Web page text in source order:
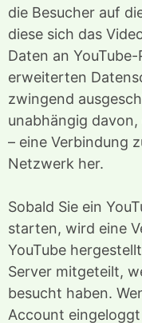
die Besucher auf
diese sich das
Daten an
erweiterten
zwingend
unabhängig davon,
– eine Verbindung
Netzwerk her.
Sobald Sie ein
starten, wird eine
YouTube
Server mitgeteilt,
besucht haben.
Account